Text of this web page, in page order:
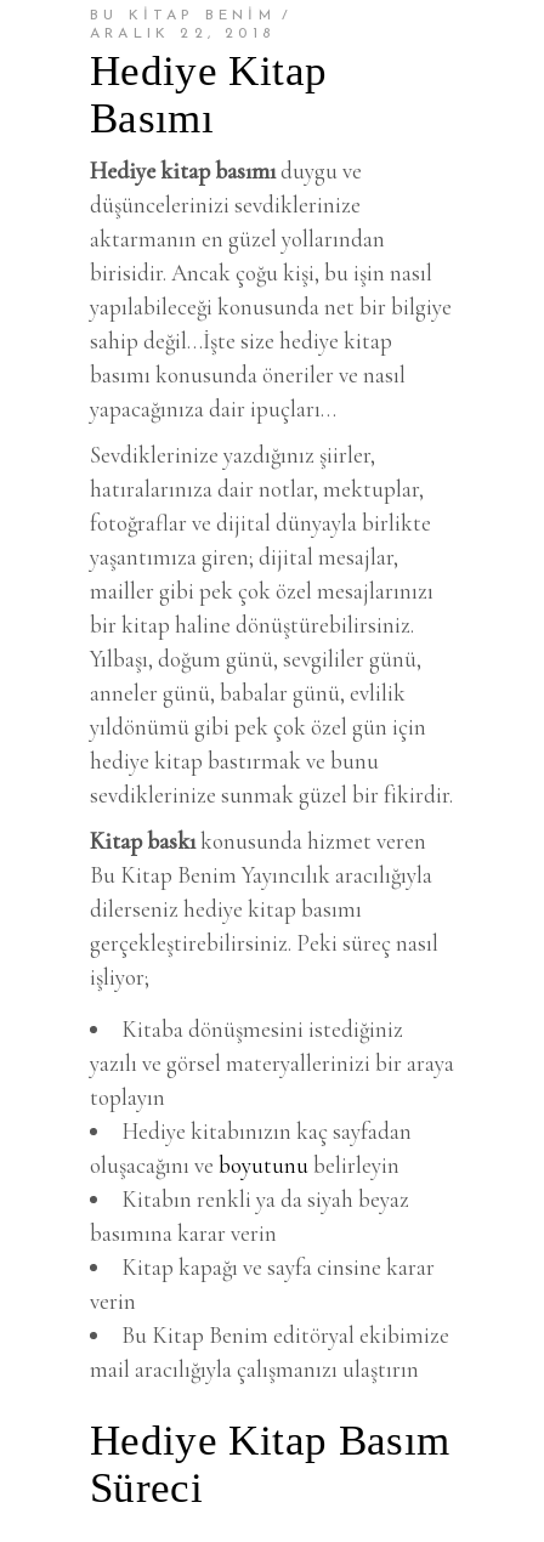
BU KİTAP BENİM
ARALIK 22, 2018
Hediye Kitap
Basımı
Hediye kitap basımıduygu ve
düşüncelerinizi sevdiklerinize
aktarmanın en güzel yollarından
birisidir. Ancak çoğu kişi, bu işin nasıl
yapılabileceği konusunda net bir bilgiye
sahip değil…İşte size hediye kitap
basımı konusunda öneriler ve nasıl
yapacağınıza dair ipuçları…
Sevdiklerinize yazdığınız şiirler,
hatıralarınıza dair notlar, mektuplar,
fotoğraflar ve dijital dünyayla birlikte
yaşantımıza giren; dijital mesajlar,
mailler gibi pek çok özel mesajlarınızı
bir kitap haline dönüştürebilirsiniz.
Yılbaşı, doğum günü, sevgililer günü,
anneler günü, babalar günü, evlilik
yıldönümü gibi pek çok özel gün için
hediye kitap bastırmak ve bunu
sevdiklerinize sunmak güzel bir fikirdir.
Kitap baskıkonusunda hizmet veren
Bu Kitap Benim Yayıncılık aracılığıyla
dilerseniz hediye kitap basımı
gerçekleştirebilirsiniz. Peki süreç nasıl
işliyor;
Kitaba dönüşmesini istediğiniz
yazılı ve görsel materyallerinizi bir araya
toplayın
Hediye kitabınızın kaç sayfadan
oluşacağını ve boyutunu belirleyin
Kitabın renkli ya da siyah beyaz
basımına karar verin
Kitap kapağı ve sayfa cinsine karar
verin
Bu Kitap Benim editöryal ekibimize
mail aracılığıyla çalışmanızı ulaştırın
Hediye Kitap Basım
Süreci